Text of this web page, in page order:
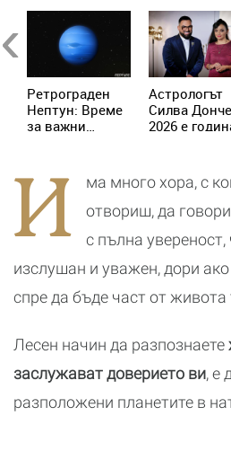
Ретрограден
Нептун: Време
за важни
Астрологът
Силва
2026 е
отключват
новата
реалност
И
ма много хора, с
отвориш, да
с пълна
изслушан и уважен, дори
спре да бъде част от живота
Лесен начин да разпознаете
заслужават доверието ви, е
разположени планетите в